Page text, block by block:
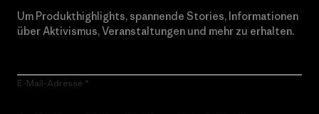
Um Produkthighlights, spannende Stories, Informationen
über Aktivismus, Veranstaltungen und mehr zu erhalten.
E-Mail-Adresse